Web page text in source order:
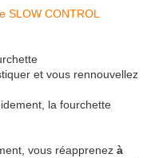
et vous rennouvellez
la fourchette
vous réapprenez à